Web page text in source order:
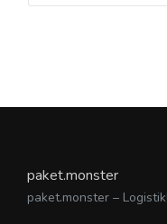
paket.monster
paket.monster –